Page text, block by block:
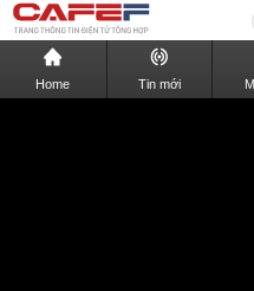
Home Tin mới